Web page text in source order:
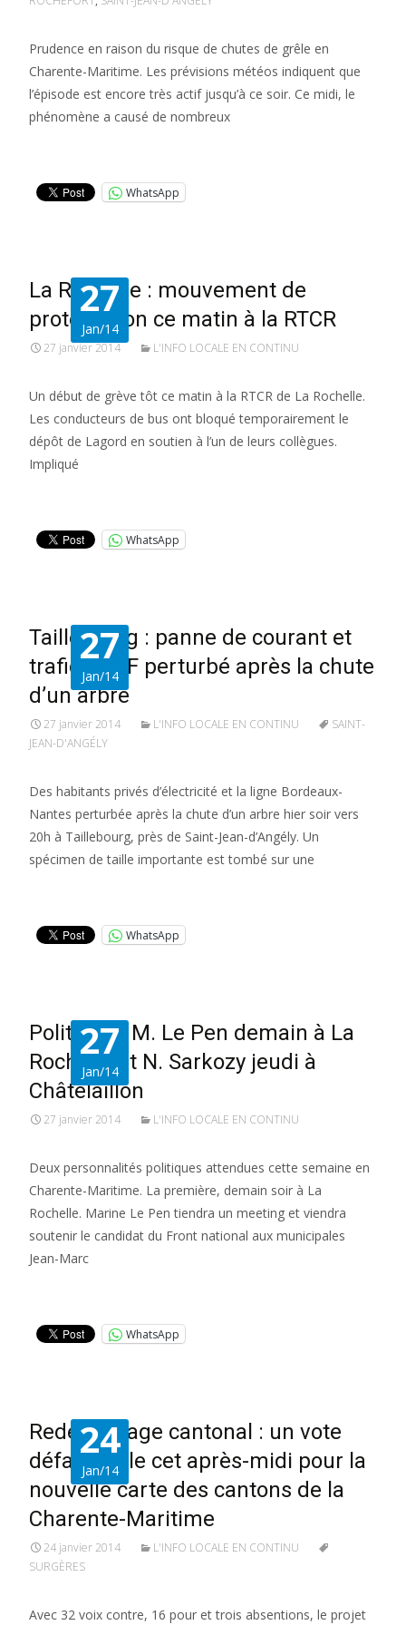
Prudence en raison du risque de chutes de grêle en
Charente-Maritime. Les prévisions météos indiquent que
l’épisode est encore très actif jusqu’à ce soir. Ce midi, le
phénomène a causé de nombreux
WhatsApp
27
Jan/14
La Rochelle : mouvement de
protestation ce matin à la RTCR
27 janvier 2014 L'INFO LOCALE EN CONTINU
Un début de grève tôt ce matin à la RTCR de La Rochelle.
Les conducteurs de bus ont bloqué temporairement le
dépôt de Lagord en soutien à l’un de leurs collègues.
Impliqué
WhatsApp
27
Jan/14
Taillebourg : panne de courant et
trafic SNCF perturbé après la chute
d’un arbre
27 janvier 2014 L'INFO LOCALE EN CONTINU
SAINT-
JEAN-D'ANGÉLY
Des habitants privés d’électricité et la ligne Bordeaux-
Nantes perturbée après la chute d’un arbre hier soir vers
20h à Taillebourg, près de Saint-Jean-d’Angély. Un
spécimen de taille importante est tombé sur une
WhatsApp
27
Jan/14
Politique : M. Le Pen demain à La
Rochelle et N. Sarkozy jeudi à
Châtelaillon
27 janvier 2014 L'INFO LOCALE EN CONTINU
Deux personnalités politiques attendues cette semaine en
Charente-Maritime. La première, demain soir à La
Rochelle. Marine Le Pen tiendra un meeting et viendra
soutenir le candidat du Front national aux municipales
Jean-Marc
WhatsApp
24
Jan/14
Redécoupage cantonal : un vote
défavorable cet après-midi pour la
nouvelle carte des cantons de la
Charente-Maritime
24 janvier 2014
L'INFO LOCALE EN CONTINU
SURGÈRES
Avec 32 voix contre, 16 pour et trois absentions, le projet